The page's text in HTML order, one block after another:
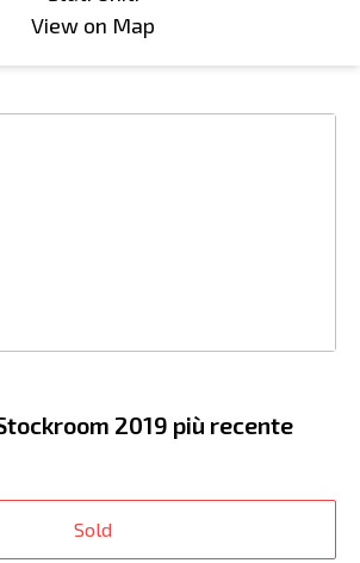
View on Map
2019 più recente
Sold